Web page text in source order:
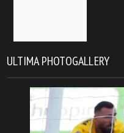
ULTIMA PHOTOGALLERY